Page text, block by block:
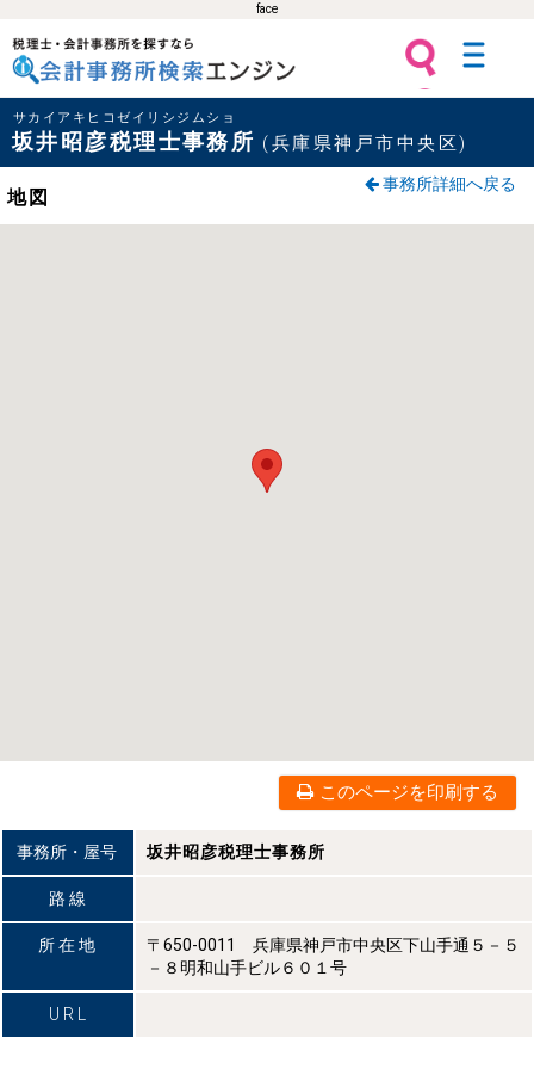
face
税理士・会計事務所を探すなら 会計
事務所検索エンジン
サカイアキヒコゼイリシジムショ
坂井昭彦税理士事務所 (兵庫県神戸市中央区)
事務所詳細へ戻る
地図
このページを印刷する
事務所・屋号 坂井昭彦税理士事務所
路 線
所 在 地
〒650-0011 兵庫県神戸市中央区下山手通５－５
－８明和山手ビル６０１号
U R L